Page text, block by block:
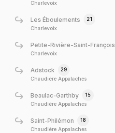
Charlevoix
Les Éboulements
21
Charlevoix
Petite-Rivière-Saint-François
Charlevoix
Adstock
29
Chaudière Appalaches
Beaulac-Garthby
15
Chaudière Appalaches
Saint-Philémon
18
Chaudière Appalaches